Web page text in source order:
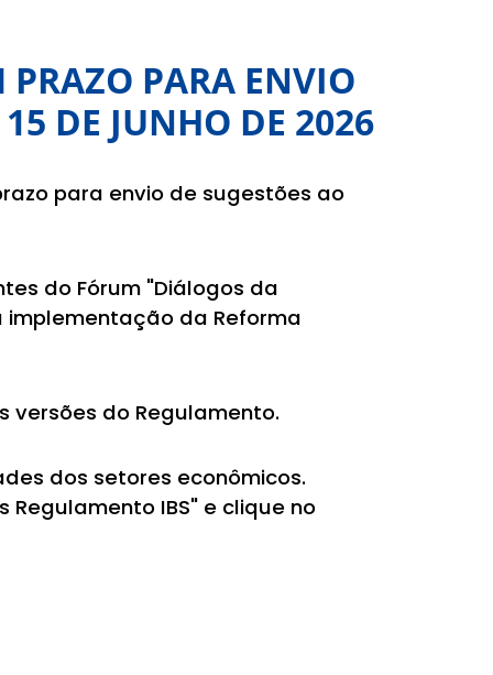
PRAZO PARA ENVIO
DE JUNHO DE 2026
para envio de sugestões ao
do Fórum "Diálogos da
da Reforma
versões do Regulamento.
dos setores econômicos.
IBS" e clique no